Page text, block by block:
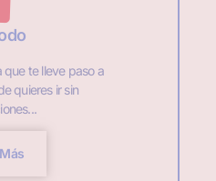
que te lleve paso a
quieres ir sin
Más